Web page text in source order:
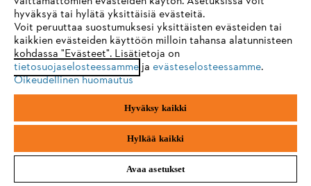
Maksuvaihtoehdot
Yritys
STIHL FAQ
Sie nutzen einen Browser, den wir noch nicht unterstützen. Für
eine optimale Nutzung unserer Seite empfehlen wir Ihnen, zu
einem der folgenden Browser zu wechseln:
Firefox Chrome
hyväksyä tai hylätä yksittäisiä evästeitä.
Voit peruuttaa suostumuksesi yksittäisten evästeiden tai
kaikkien evästeiden käyttöön milloin tahansa alatunnisteen
kohdassa "Evästeet". Lisätietoja on
tietosuojaselosteessammeja evästeselosteessamme.
Oikeudellinen huomautus
Hyväksy kaikki
Hylkää kaikki
Avaa asetukset